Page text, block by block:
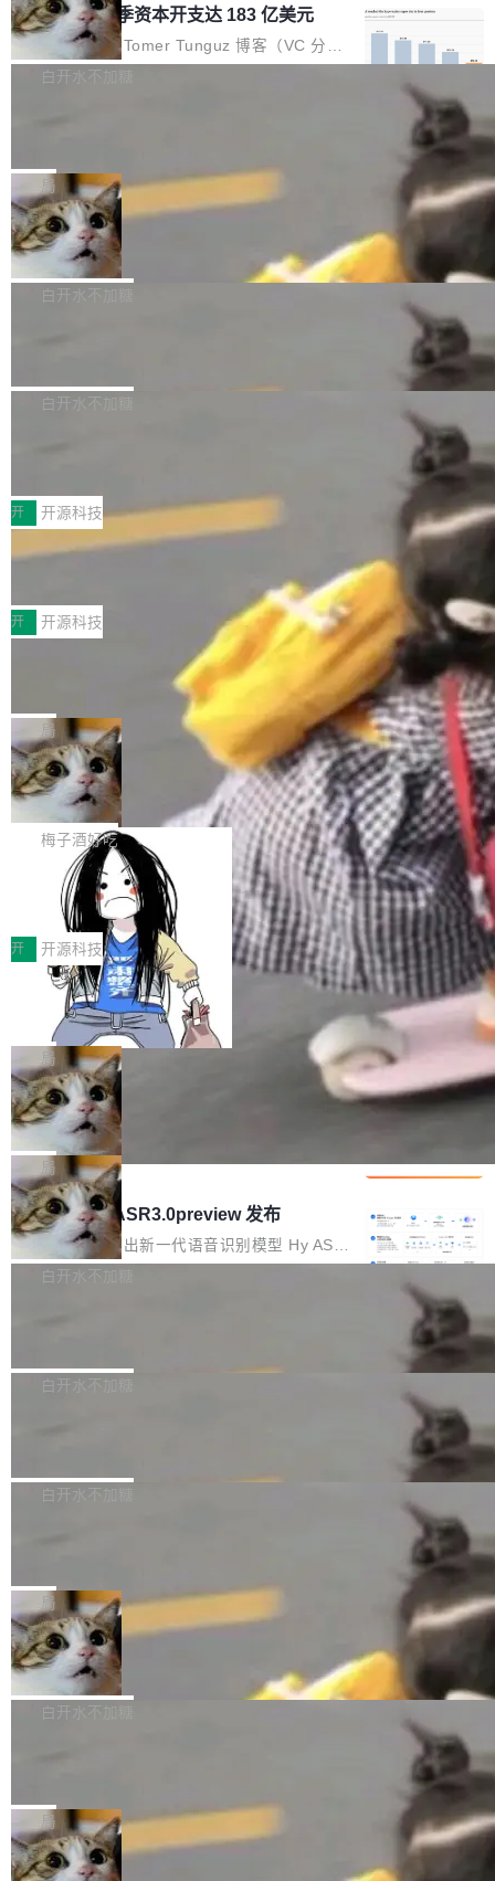
库继续执行。存储库是持久化的唯一真相...
样的次旗舰。 Galaxy Z Fold8 Ultra / Z Fold8 /
Z Flip8三款折叠屏新机均在7月22日发布，且全
部搭载骁龙8 Elite Gen5 for Galaxy，它们本该
ltaDB 的核心思路直接写在 landing page 最显
眼的位置：「Software is made between com
mits」——软件是在 commit 之间写出来的。git
是把这段空隙补上。 回退到任何一次编辑：Delt
aDB 捕获 commit 之间的每一次操作，...
SpaceXAI 单季资本开支达 183 亿美元
根据风险投资人Tomer Tunguz 博客（VC 分
析）披露的最新分析与第二季度业绩报告，Spac
微软同期总资本开支的四成。 与亚马逊、Alpha
bet、微软以及 Meta 等传统科技巨头相比，Spa
ceXAI的资金消耗速度尤为引人瞩目。然而，支
撑庞大支出的资金来源却呈现出截然不同的面
貌。数据显示，微软和 Meta 主要依托充沛的经
白开水不加糖
一个在终端里运行的编程 agent；Muse Spark
1.2，驱动这个 agent 的新模型。一句话概括：
你可以用 curl -fsSL https://dev.meta.ai/install.
sh | bash 安装一个能在大项目里自动规划、写
代码、验证结果的 AI 终端工具。 据介绍，Muse
个主 agent 循环，外加一组后台 agent。这些后
局
美团开源 LoHoSearch，用知识图谱校
准 AI 能力认知
机器出题的前提，是让机器拥有全局视野。整个
构建流程可以分为四个环节：建图 → 控制难度
白开水不加糖
库，并将作为transport接入Mooncake TENT。
MPComm将作为一种传输引擎接入Mooncake T
ENT，实现零拷贝传输性能提升30%、非零拷贝
传输性能最高提升5倍。UCL-MPComm底层基
于自研UCL-Engine通信引擎，后续腾讯网平将
持续开源更多基于UCL-Engine的高性能通信组
件。 腾讯网平团队在UCL-MPComm中实现了一
个独立于业务线程的全局通信引擎（Engine），
白开水不加糖
型案例入选名单》，深信服“面向企业研发场景的
开源 AI 编程平台 CoStrict 应用”凭借卓越的技术
创新与落地成效成功入选。 全链路私有化部署，
助力企业AI研发安全落地 当前，越来越多企业已
经开始引入 AI Coding 工具，通过调用公有云模
型或企业内部部署模型提升研发效率。但随着 AI
Coding 从个人辅助工具逐步走向团队级、组织
级应用，企业在规模化落地过程中，对安全性、
可控性和代码质量提出了更高要求。 首先是数据
安全与合规要求。对于大多数普通研发场景，公
有云模型能够满足快速试用和效率提升的需求。
但对于金融、能源、医疗等对数据安全要求较...
开 开源科技
深信服AI算力网关入选工信部人工智能
前不久，工业和信息化部正式发布《2025年人工
智能应用典型案例名单》，集中展示人工智能在
各领域的应用成果，覆盖技术底座、行业赋能、
产品应用、支撑保障、专题等五大方向。深信服
AI算力网关（AI创新平台）成功入选！ 随着各行
各业的Agent走向规模化建设，算力构成形态逐
渐丰富，用户关注的重点也在发生变化：不只是
让AI用起来，还要进一步看清混合算力时代下，
Token花在哪里、算力是否被充分利用，以及持
续增长的AI成本该如何优化。 深信服AI算力网关
正是围绕这些实际问题，从Token治理和成本治
理两个方面，让用户的每一份算力都看得清、管
得住、用得稳、省得下、更安全！ 一、从现在开
始，Token使用一目...
开 开源科技
Jeff Dean 离开 Google：一个时代的结
束，一个实验室的开始
Google 员工编号 20。MapReduce 作者之一。
Bigtable 作者之一。TensorFlow 的作者之一。
Gemini 的架构师。Google 首席科学家。 Jeff D
ean 在 Google 工作了 27 年后，宣布离职。 他
不是一个人走。一同离开的还有 Sanjay Ghema
wat（Google 员工编号 23，Jeff Dean 二十多
年的编程搭档，MapReduce 和 Bigtable 的共同
作者）、Quoc Le（Google 大脑核心成员，Se
q2Seq 和 DocAI 的共同发明人）以及 Oriol Vin
yals（Gemini 联合负责人，AlphaSta...
局
🔥 SolonCode v2026.8.4 发布：界面
字体可调、22 种语言、记忆搜索增强
打开终端就能上岗的全中文编码智能体，这一轮
把「看得清、用母语、记得住」三件事一次补
齐。 SolonCode 是什么 SolonCode 是杭州无
耳科技研发的企业级终端编码智能体——一位全
中文驱动的数字员工，自主理解需求、规划步
骤、编写代码。不挑模型、不挑平台，curl 一行
装完即用。 开源地址：Gitee · GitCode · GitHu
b 安装 支持 Java 8+（8~26）、macOS / Linu
x / Windows / Harmony PC。 # macOS / Linu
x / Harmony PC curl -fsSL https://solon.noea
r.org/solon...
梅子酒好吃
让“代码语义理解”深度释放AI Coding
价值潜能：华为云码道（CodeArts）
代码仓技术解析
一、代码仓深度理解技术的作用与价值 在软件工
程实践中，代码仓是企业核心知识资产的主要载
体。企业级代码仓库通常包含数十万乃至数百万
个文件，其规模远超单次模型调用可承载的上下
文窗口。随着项目规模的持续扩张与代码历史的
不断累积，代码仓中的模块关系、接口契约、业
务逻辑等关键信息往往分散于数十乃至数百个文
件之中，形成高度复杂的知识关联网络。传统的
代码检索手段（如关键词匹配、目录遍历）仅能
在语法层面完成文本定位，难以触及代码的语义
内涵与结构关联，导致开发者使用代码智能体在
理解大规模代码仓时面临显著"代码仓理解"瓶
颈。 代码仓深度理解服务（以下简称" CodeBas
e深度理解服务"）是华为云码道（CodeA...
开 开源科技
一条“删库”命令跑 17 小时，算法工程
师删光 89TB 数据只为干私活
最高人民检察院8月4日公布了一起案件：北京一
名90后算法工程师王某，为了给自己接的私活腾
服务器空间，删光了公司AI游戏部门的全部核心
数据。 王某2024年1月入职东城区某科技公司AI
短剧部门，有互联网大厂背景。在公司内部架构
调整期间，部门三次通知全员将数据从A集群迁
移到B集群，王某都回复了"收到"。 他没有迁移
数据。2024年9月3日下午4点，他使用此前登录
的账号密码进入A集群，输入了一条被程序员圈
称为"删库跑路"的命令——最高管理员权限、无
自研的多个文生3D和...
局
Cloudflare 分享推理优化实践：KV ca
che 量化 + 权重压缩，吞吐量提升 4
1%，成本降 30%
Kimi 和 GLM 是当前最强的大模型系列之一，但
它们有一个共同的问题：太吃显存了。月之暗面
的 Kimi K 系列和智谱的 GLM 都是长上下文、M
oE 架构的大模型，好用到让人上瘾，但 GPU 显
存永远不够用。 Cloudflare 的 Workers AI 团队
一直在跑这些模型的推理。他们在官方博客上发
整性保护。效果是：吞吐量提升 41%，每 token
局
腾讯混元 Hy ASR3.0preview 发布
腾讯混元正式推出新一代语音识别模型 Hy ASR
3.0preview。基于最新一代大语言模型 Hy3 的
让语音识别不再只是听清，而是真正听懂。通过
w 不要求标准普通话，方言识别覆盖粤语、吴语
白开水不加糖
新和少量网页兼容性修复版本。 Changes/fixe
容提供的字体时出现的几个问题 为避免音频加
质的最低采样率）的音频格式将被拒绝 修复了 C
SS 圆角虚线样式中可能存在的问题 如果表单中
的图像元素不在同一个子树中，则它们将不再关
联 加...
白开水不加糖
发布的 Release Notes，他利用 AI 工具（如 Co
最强的若干项。对于尚未正式发版的 PG 19，则
通过拉取过去一年内（从 PG 18 Beta1 时间点
至今）的所有 commit，同样交由 AI 分析提炼。
经过人工复核，准确度令人满意。这一方法也为
社区爱好者提供了高效跟踪新版本的思路。
白开水不加糖
维护工作一直与我的日常工作、家务、社交生活
和休闲娱乐竞争时间。" 这是 libexpat 维护者 S
ebastian Pipping 写在博客里的话。8 月 4 日，
他宣布了一个新消息：从 2026 年 8 月 1 日起，
他可以全职维护 libexpat 了，最长 6 个月。发
库之一。你的操作系统、浏览器、无数的基础设
施软件，很可能都在用它。而过去十年，维护它
的人一直在用业余...
局
Firefox 153.0.3 发布
Firefox 153.0.3 现已发布，具体更新内容如
下： New Smart Window 包含多项增强功能：
gi?id=2019042">Bug&nbsp;2019042</a>）</l
i> <li>现在，助手可以直接使用 Exa 的网络搜索
结果回答问题，而无需将问题转交给搜索引擎。
白开水不加糖
的 npm 包。项目的核心论点是：容器不适合 Ag
ent 计算。真正适合的，是 Isolate。 Cloudflare
工程师在这件事上没什么可谦虚的——他们用 W
局
OpenAI 公开邮件和聊天记录回应苹果